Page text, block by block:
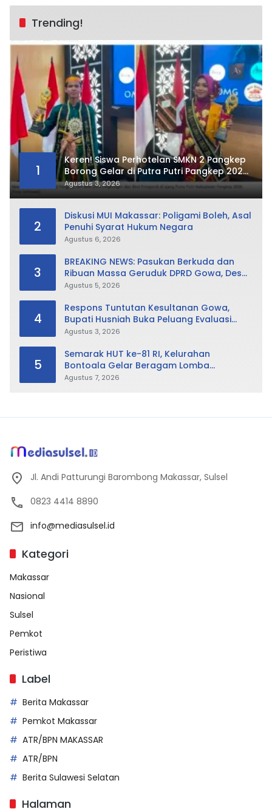
Trending!
1
Keren! Siswa Perhotelan SMKN 2 Pangkep
Borong Gelar di Putra Putri Pangkep 2026,
Sabet Best Duta Lingkungan dan
Fotogenik
Agustus 3, 2026
2
Diskusi MUI Makassar: Poligami Boleh, Asal
Penuhi Syarat Hukum Negara
Agustus 6, 2026
3
BREAKING NEWS: Pasukan Berkuda dan
Ribuan Massa Geruduk DPRD Gowa, Desak
Cabut Perda LAD
Agustus 5, 2026
4
Respons Tuntutan Kesultanan Gowa,
Bupati Husniah Buka Peluang Evaluasi
Perda LAD: Bisa Direvisi Bahkan Diganti
Agustus 3, 2026
5
Semarak HUT ke-81 RI, Kelurahan
Bontoala Gelar Beragam Lomba
Tradisional Libatkan Seluruh Warga
Agustus 7, 2026
Jl. Andi Patturungi Barombong Makassar, Sulsel
0823 4414 8890
info@mediasulsel.id
Kategori
Makassar
Nasional
Sulsel
Pemkot
Peristiwa
Label
Berita Makassar
Pemkot Makassar
ATR/BPN MAKASSAR
ATR/BPN
Berita Sulawesi Selatan
Halaman